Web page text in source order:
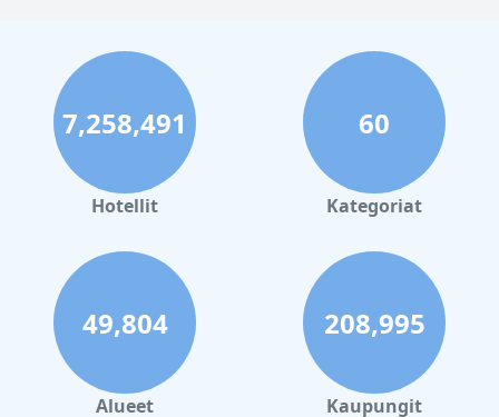
7,258,491
Hotellit
60
Kategoriat
49,804
Alueet
208,995
Kaupungit